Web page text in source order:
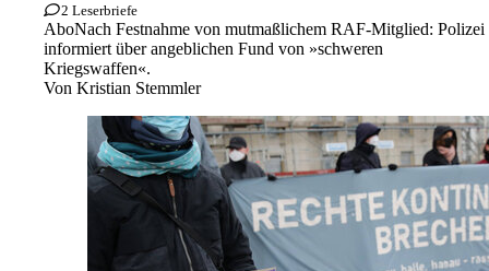
2 Leserbriefe
AboNach Festnahme von mutmaßlichem RAF-Mitglied: Polizei
informiert über angeblichen Fund von »schweren
Kriegswaffen«.
Von Kristian Stemmler